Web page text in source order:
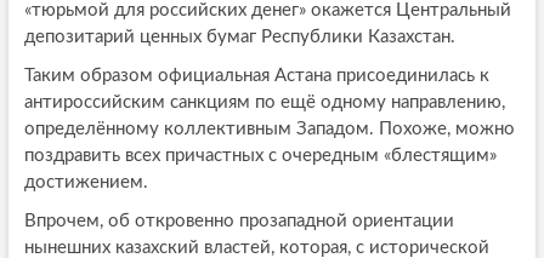
«тюрьмой для российских денег» окажется Центральный
депозитарий ценных бумаг Республики Казахстан.
Таким образом официальная Астана присоединилась к
антироссийским санкциям по ещё одному направлению,
определённому коллективным Западом. Похоже, можно
поздравить всех причастных с очередным «блестящим»
достижением.
Впрочем, об откровенно прозападной ориентации
нынешних казахский властей, которая, с исторической